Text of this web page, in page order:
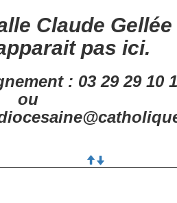
Claude Gellée
pas ici.
: 03 29 29 10
ou